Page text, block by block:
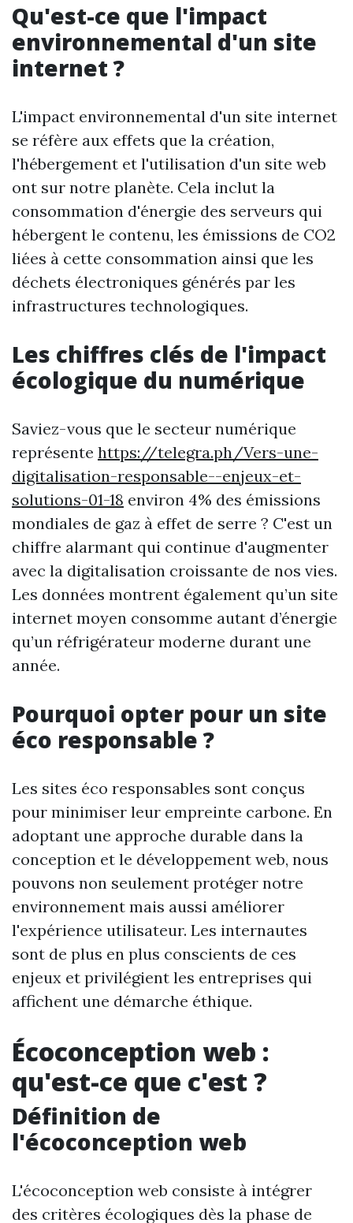
Qu'est-ce que l'impact
environnemental d'un site
internet ?
L'impact environnemental d'un site internet
se réfère aux effets que la création,
l'hébergement et l'utilisation d'un site web
ont sur notre planète. Cela inclut la
consommation d'énergie des serveurs qui
hébergent le contenu, les émissions de CO2
liées à cette consommation ainsi que les
déchets électroniques générés par les
infrastructures technologiques.
Les chiffres clés de l'impact
écologique du numérique
Saviez-vous que le secteur numérique
représente https://telegra.ph/Vers-une-
digitalisation-responsable--enjeux-et-
solutions-01-18 environ 4% des émissions
mondiales de gaz à effet de serre ? C'est un
chiffre alarmant qui continue d'augmenter
avec la digitalisation croissante de nos vies.
Les données montrent également qu’un site
internet moyen consomme autant d’énergie
qu’un réfrigérateur moderne durant une
année.
Pourquoi opter pour un site
éco responsable ?
Les sites éco responsables sont conçus
pour minimiser leur empreinte carbone. En
adoptant une approche durable dans la
conception et le développement web, nous
pouvons non seulement protéger notre
environnement mais aussi améliorer
l'expérience utilisateur. Les internautes
sont de plus en plus conscients de ces
enjeux et privilégient les entreprises qui
affichent une démarche éthique.
Écoconception web :
qu'est-ce que c'est ?
Définition de
l'écoconception web
L'écoconception web consiste à intégrer
des critères écologiques dès la phase de